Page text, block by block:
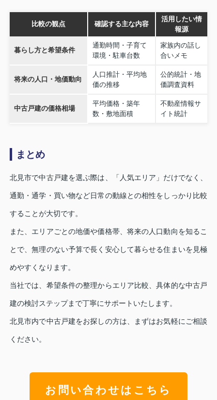
比較の観点 確認する主な内容
活用したい情
報源
暮らし方と希望条件
通勤時間・子育て
環境・駐車台数
家族内の話し
合いメモ
将来の人口・地価動向
人口推計・平均地
価の推移
公的統計・地
価調査資料
中古戸建の価格相場
平均価格・築年
数・敷地面積
不動産情報サ
イト統計
まとめ
北見市で中古戸建を選ぶ際は、「人気エリア」だけでなく、
通勤・通学・買い物など日常の動線との相性をしっかり比較
することが大切です。
また、エリアごとの地価や価格帯、将来の人口動向を知るこ
とで、無理のない予算で長く安心して暮らせる住まいを見極
めやすくなります。
当社では、希望条件の整理からエリア比較、具体的な中古戸
建の検討ステップまで丁寧にサポートいたします。
北見市内で中古戸建をお探しの方は、まずはお気軽にご相談
ください。
お問い合わせはこちら